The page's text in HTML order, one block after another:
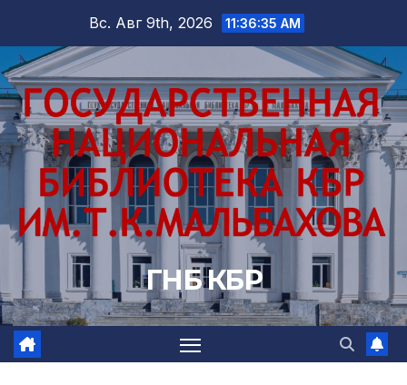
содержимому
Вс. Авг 9th, 2026 11:36:36 AM
ГНБ КБР